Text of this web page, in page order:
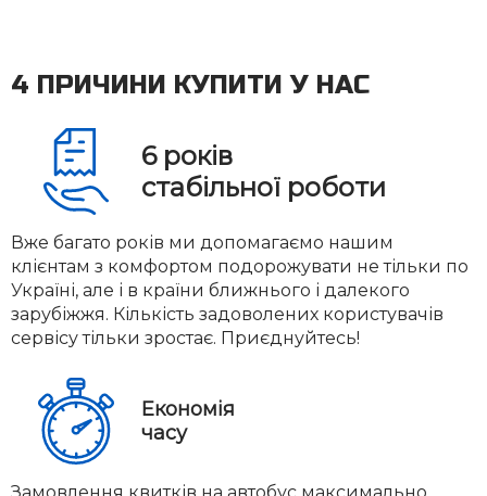
4 ПРИЧИНИ КУПИТИ У НАС
6 років
стабільної роботи
Вже багато років ми допомагаємо нашим
клієнтам з комфортом подорожувати не тільки по
Україні, але і в країни ближнього і далекого
зарубіжжя. Кількість задоволених користувачів
сервісу тільки зростає. Приєднуйтесь!
Економія
часу